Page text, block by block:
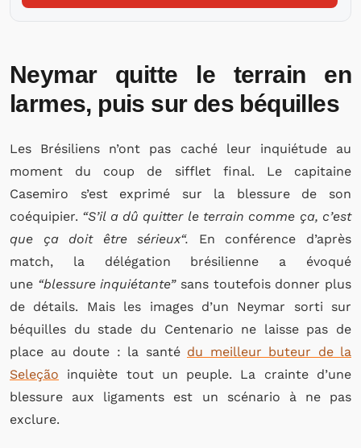
Neymar quitte le terrain en
larmes, puis sur des béquilles
Les Brésiliens n’ont pas caché leur inquiétude au
moment du coup de sifflet final. Le capitaine
Casemiro s’est exprimé sur la blessure de son
coéquipier. “S’il a dû quitter le terrain comme ça, c’est
que ça doit être sérieux“. En conférence d’après
match, la délégation brésilienne a évoqué
une “blessure inquiétante”sans toutefois donner plus
de détails. Mais les images d’un Neymar sorti sur
béquilles du stade du Centenario ne laisse pas de
place au doute : la santé du meilleur buteur de la
Seleção inquiète tout un peuple. La crainte d’une
blessure aux ligaments est un scénario à ne pas
exclure.